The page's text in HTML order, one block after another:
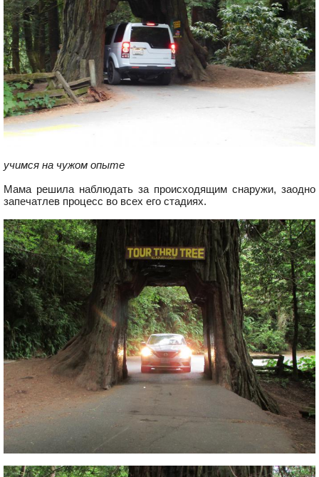
учимся на чужом опыте
Мама решила наблюдать за происходящим снаружи, заодно
запечатлев процесс во всех его стадиях.